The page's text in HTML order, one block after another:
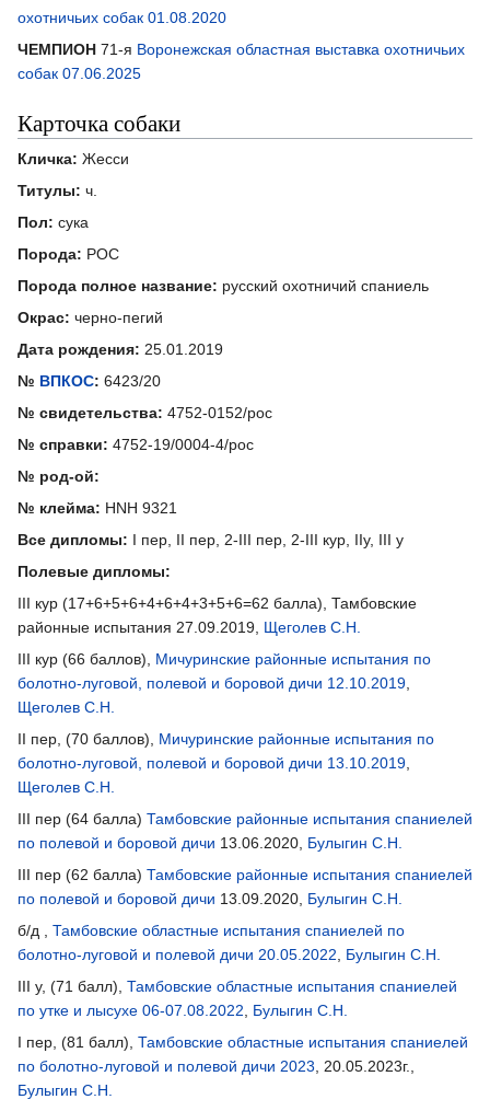
охотничьих собак 01.08.2020
ЧЕМПИОН 71-я Воронежская областная выставка охотничьих
собак 07.06.2025
Карточка собаки
Кличка: Жесси
Титулы: ч.
Пол: сука
Порода: РОС
Порода полное название: русский охотничий спаниель
Окрас: черно-пегий
Дата рождения: 25.01.2019
№ ВПКОС: 6423/20
№ свидетельства: 4752-0152/рос
№ справки: 4752-19/0004-4/рос
№ род-ой:
№ клейма: HNH 9321
Все дипломы: I пер, II пер, 2-III пер, 2-III кур, IIу, III у
Полевые дипломы:
III кур (17+6+5+6+4+6+4+3+5+6=62 балла), Тамбовские
районные испытания 27.09.2019, Щеголев С.Н.
III кур (66 баллов), Мичуринские районные испытания по
болотно-луговой, полевой и боровой дичи 12.10.2019
Щеголев С.Н.
II пер, (70 баллов), Мичуринские районные испытания по
болотно-луговой, полевой и боровой дичи 13.10.2019
Щеголев С.Н.
III пер (64 балла) Тамбовские районные испытания спаниелей
по полевой и боровой дичи 13.06.2020, Булыгин С.Н.
III пер (62 балла) Тамбовские районные испытания спаниелей
по полевой и боровой дичи 13.09.2020, Булыгин С.Н.
б/д , Тамбовские областные испытания спаниелей по
болотно-луговой и полевой дичи 20.05.2022
Булыгин С.Н.
III у, (71 балл), Тамбовские областные испытания спаниелей
по утке и лысухе 06-07.08.2022
Булыгин С.Н.
I пер, (81 балл), Тамбовские областные испытания спаниелей
по болотно-луговой и полевой дичи 2023 , 20.05.2023г.,
Булыгин С.Н.